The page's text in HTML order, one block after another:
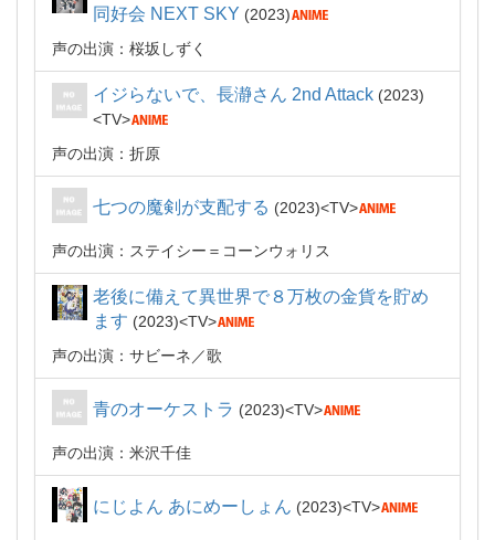
同好会 NEXT SKY
2023
声の出演：桜坂しずく
イジらないで、長瀞さん 2nd Attack
2023
TV
声の出演：折原
七つの魔剣が支配する 2023 TV
声の出演：ステイシー＝コーンウォリス
老後に備えて異世界で８万枚の金貨を貯め
ます
2023
TV
声の出演：サビーネ
歌
青のオーケストラ 2023 TV
声の出演：米沢千佳
にじよん あにめーしょん 2023 TV